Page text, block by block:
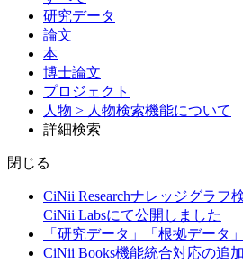
研究データ
論文
本
博士論文
プロジェクト
人物 > 人物検索機能について
詳細検索
閉じる
CiNii Researchナレッジグラフ
CiNii Labsにて公開しました
「研究データ」「根拠データ
CiNii Books機能統合対応の追